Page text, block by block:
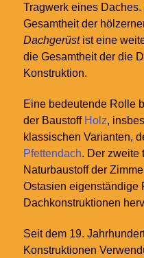
Tragwerk eines Daches.
Gesamtheit der
Dachgerüstist eine
die Gesamtheit der die
Konstruktion.
Eine bedeutende Rolle
der Baustoff Holz,
klassischen Varianten,
Pfettendach. Der zweite
Naturbaustoff der
Ostasien eigenständige
Dachkonstruktionen
Seit dem 19.
Konstruktionen